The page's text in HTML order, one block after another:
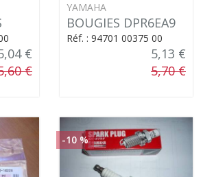
€
€
YAMAHA
BOUGIES DPR6EA9
Réf. : 94701 00375 00
5,13 €
5,70 €
-10 %